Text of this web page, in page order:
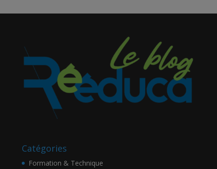
Catégories
Formation & Technique